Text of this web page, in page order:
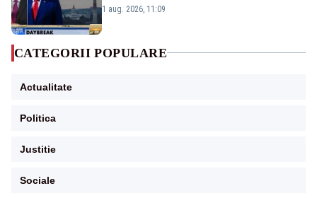
tot ce vor» din minele Ucrainei”
1 aug. 2026, 11:09
CATEGORII POPULARE
Actualitate
Politica
Justitie
Sociale